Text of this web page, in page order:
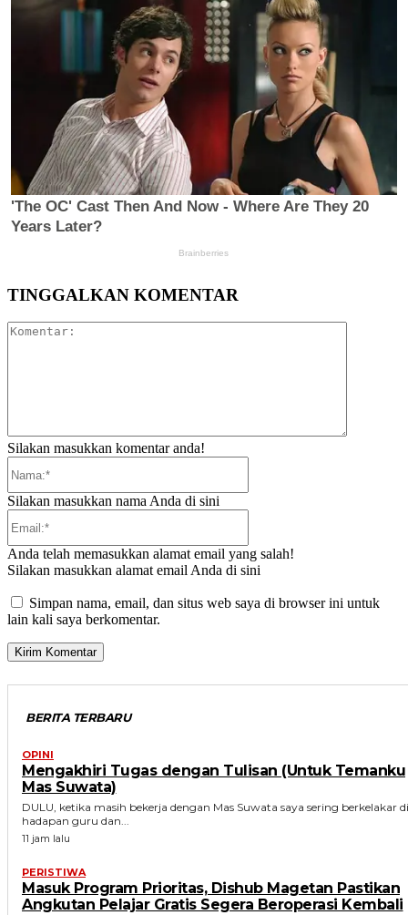
TINGGALKAN KOMENTAR
Silakan masukkan komentar anda!
Silakan masukkan nama Anda di sini
Anda telah memasukkan alamat email yang salah!
Silakan masukkan alamat email Anda di sini
Simpan nama, email, dan situs web saya di browser ini untuk
lain kali saya berkomentar.
BERITA TERBARU
OPINI
Mengakhiri Tugas dengan Tulisan (Untuk Temanku
Mas Suwata)
DULU, ketika masih bekerja dengan Mas Suwata saya sering berkelakar di
hadapan guru dan...
11 jam lalu
PERISTIWA
Masuk Program Prioritas, Dishub Magetan Pastikan
Angkutan Pelajar Gratis Segera Beroperasi Kembali